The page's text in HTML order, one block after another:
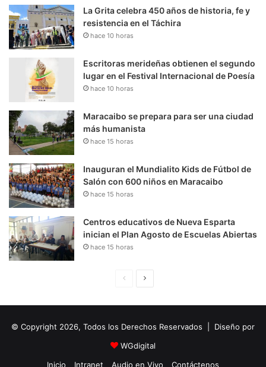
La Grita celebra 450 años de historia, fe y
resistencia en el Táchira
hace 10 horas
Escritoras merideñas obtienen el segundo
lugar en el Festival Internacional de Poesía
hace 10 horas
Maracaibo se prepara para ser una ciudad
más humanista
hace 15 horas
Inauguran el Mundialito Kids de Fútbol de
Salón con 600 niños en Maracaibo
hace 15 horas
Centros educativos de Nueva Esparta
inician el Plan Agosto de Escuelas Abiertas
hace 15 horas
i
n
a
u
i
e
© Copyright 2026, Todos los Derechos Reservados | Diseño por
WGdigital
Inicio
Intranet Audio en Vivo Contáctenos